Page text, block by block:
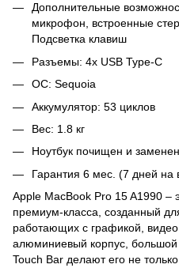
Дополнительные
микрофон, встроенные
Подсветка клавиш
Разъемы: 4x USB Type-C
ОС: Sequoia
Аккумулятор: 53 циклов
Вес: 1.8 кг
Ноутбук почищен и
Гарантия 6 мес. (7 дней на
Apple MacBook Pro 15 A1990 –
премиум-класса, созданный
работающих с графикой,
алюминиевый корпус,
Touch Bar делают его не